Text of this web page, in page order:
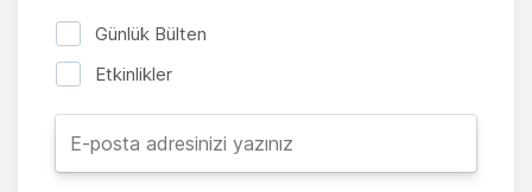
Günlük Bülten
Etkinlikler